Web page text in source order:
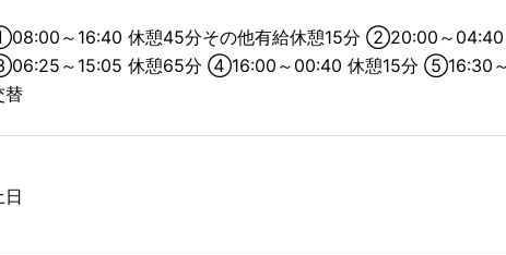
～16:40 休憩45分その他有給休憩15分 ②20:00～04:40
～15:05 休憩65分 ④16:00～00:40 休憩15分 ⑤16:30
替
日